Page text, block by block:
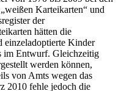
Karteikarten“ und
der
hätten die
einzeladoptierte Kinder
im Entwurf. Gleichzeitig
werden können,
von Amts wegen das
2010 fehle jedoch die